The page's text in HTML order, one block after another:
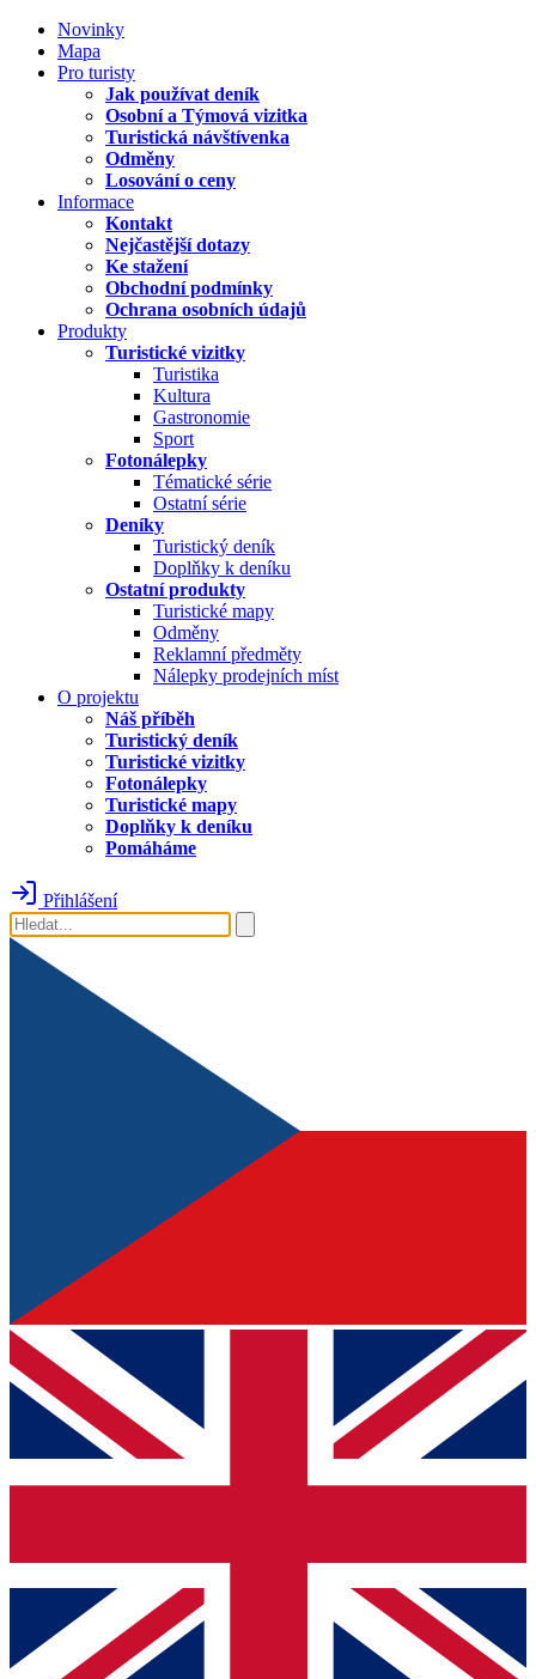
Novinky
Mapa
Pro turisty
Jak používat deník
Osobní a Týmová vizitka
Turistická návštívenka
Odměny
Losování o ceny
Informace
Kontakt
Nejčastější dotazy
Ke stažení
Obchodní podmínky
Ochrana osobních údajů
Produkty
Turistické vizitky
Turistika
Kultura
Gastronomie
Sport
Fotonálepky
Tématické série
Ostatní série
Deníky
Turistický deník
Doplňky k deníku
Ostatní produkty
Turistické mapy
Odměny
Reklamní předměty
Nálepky prodejních míst
O projektu
Náš příběh
Turistický deník
Turistické vizitky
Fotonálepky
Turistické mapy
Doplňky k deníku
Pomáháme
Přihlášení